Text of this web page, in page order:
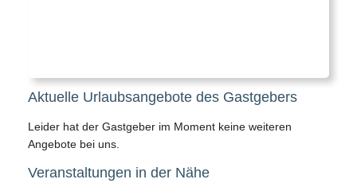
Aktuelle Urlaubsangebote des Gastgebers
Leider hat der Gastgeber im Moment keine weiteren
Angebote bei uns.
Veranstaltungen in der Nähe